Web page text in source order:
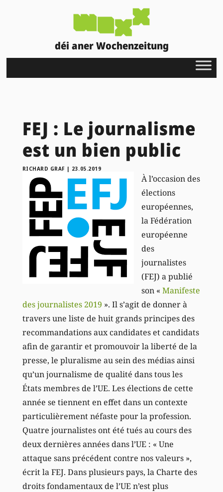
déi aner Wochenzeitung
FEJ : Le journalisme
est un bien public
RICHARD GRAF | 23.05.2019
À l’occasion des
élections
européennes,
la Fédération
européenne
des
journalistes
(FEJ) a publié
son « Manifeste
des journalistes 2019 ». Il s’agit de donner à
travers une liste de huit grands principes des
recommandations aux candidates et candidats
afin de garantir et promouvoir la liberté de la
presse, le pluralisme au sein des médias ainsi
qu’un journalisme de qualité dans tous les
États membres de l’UE. Les élections de cette
année se tiennent en effet dans un contexte
particulièrement néfaste pour la profession.
Quatre journalistes ont été tués au cours des
deux dernières années dans l’UE : « Une
attaque sans précédent contre nos valeurs »,
écrit la FEJ. Dans plusieurs pays, la Charte des
droits fondamentaux de l’UE n’est plus